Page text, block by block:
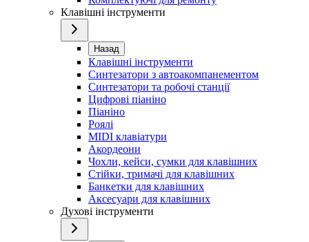
Клавішні інструменти
Назад
Клавішні інструменти
Синтезатори з автоакомпанементом
Синтезатори та робочі станції
Цифрові піаніно
Піаніно
Роялі
MIDI клавіатури
Акордеони
Чохли, кейси, сумки для клавішних
Стійки, тримачі для клавішних
Банкетки для клавішних
Аксесуари для клавішних
Духові інструменти